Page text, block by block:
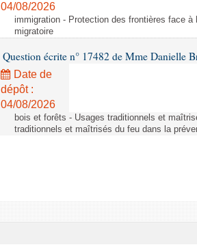
04/08/2026
immigration - Protection des frontières face
migratoire
Question écrite n° 17482 de Mme Danielle
Date de
dépôt :
04/08/2026
bois et forêts - Usages traditionnels et
traditionnels et maîtrisés du feu dans la